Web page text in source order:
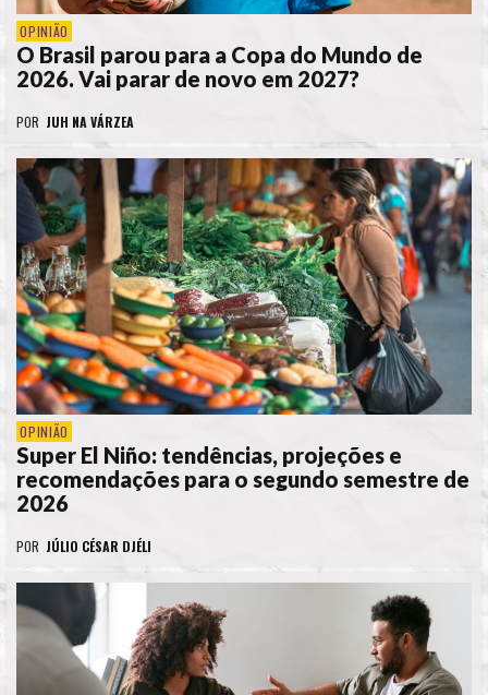
OPINIÃO
O Brasil parou para a Copa do Mundo de
2026. Vai parar de novo em 2027?
POR JUH NA VÁRZEA
OPINIÃO
Super El Niño: tendências, projeções e
recomendações para o segundo semestre de
2026
POR JÚLIO CÉSAR DJÉLI